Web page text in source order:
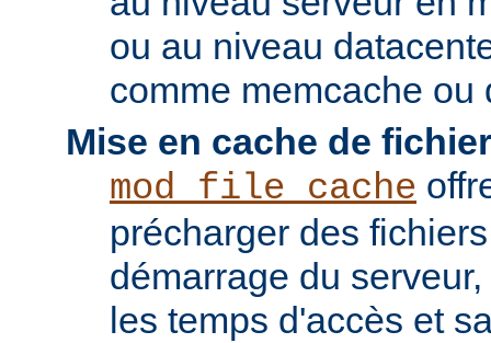
ou au niveau
comme memcache ou
Mise en cache de
mod_file_cache
précharger des
démarrage du
les temps d'accès et